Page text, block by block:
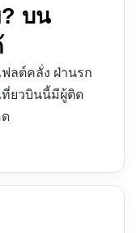
บน
ฟลต์คลั่ง ฝ่านรก
ที่ยวบินนี้มีผู้ติด